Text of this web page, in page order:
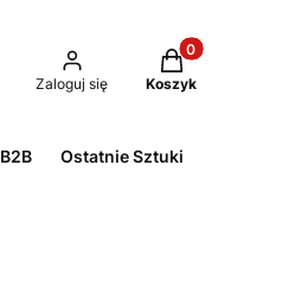
Zaloguj się
Produkty w
Koszyk
B2B Ostatnie Sztuki